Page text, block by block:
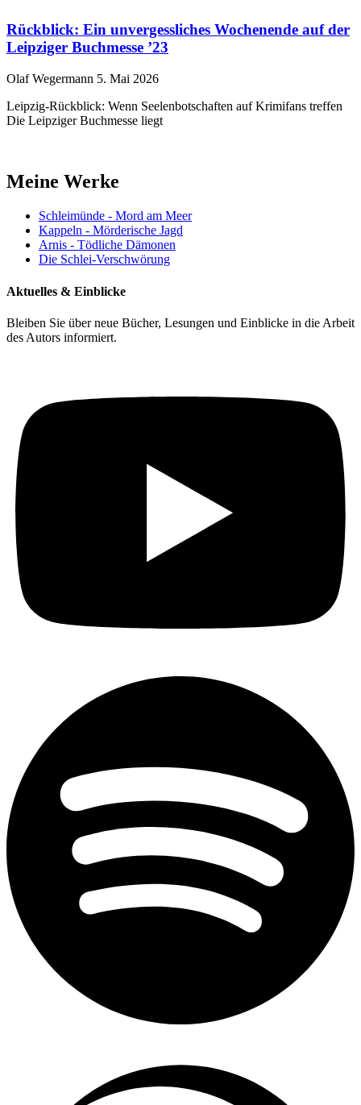
Rückblick: Ein unvergessliches Wochenende auf der
Leipziger Buchmesse ’23
Olaf Wegermann 5. Mai 2026
Leipzig-Rückblick: Wenn Seelenbotschaften auf Krimifans treffen
Die Leipziger Buchmesse liegt
Meine Werke
Schleimünde - Mord am Meer
Kappeln - Mörderische Jagd
Arnis - Tödliche Dämonen
Die Schlei-Verschwörung
Aktuelles & Einblicke
Bleiben Sie über neue Bücher, Lesungen und Einblicke in die Arbeit
des Autors informiert.